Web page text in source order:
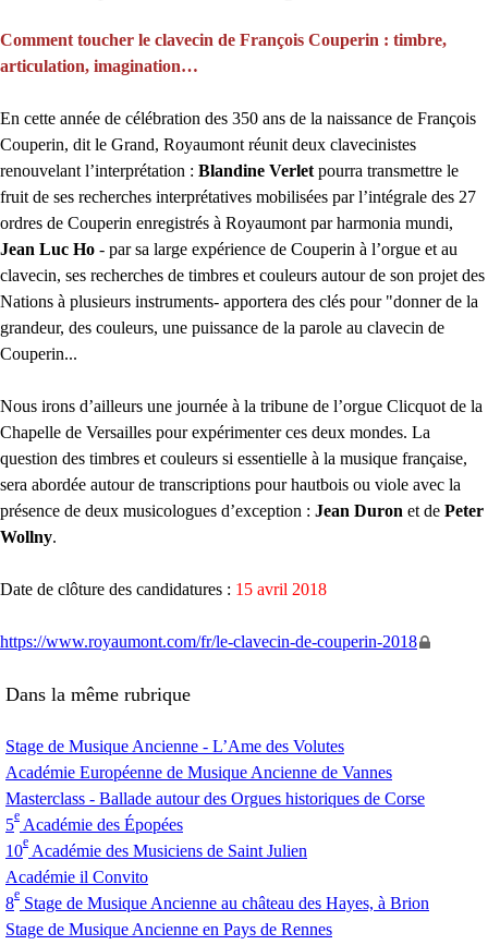
Comment toucher le clavecin de François Couperin : timbre,
articulation, imagination…
En cette année de célébration des 350 ans de la naissance de François
Couperin, dit le Grand, Royaumont réunit deux clavecinistes
renouvelant l’interprétation : Blandine Verlet pourra transmettre le
fruit de ses recherches interprétatives mobilisées par l’intégrale des 27
ordres de Couperin enregistrés à Royaumont par harmonia mundi,
Jean Luc Ho - par sa large expérience de Couperin à l’orgue et au
clavecin, ses recherches de timbres et couleurs autour de son projet des
Nations à plusieurs instruments- apportera des clés pour "donner de la
grandeur, des couleurs, une puissance de la parole au clavecin de
Couperin...
Nous irons d’ailleurs une journée à la tribune de l’orgue Clicquot de la
Chapelle de Versailles pour expérimenter ces deux mondes. La
question des timbres et couleurs si essentielle à la musique française,
sera abordée autour de transcriptions pour hautbois ou viole avec la
présence de deux musicologues d’exception : Jean Duron et de Peter
Wollny.
Date de clôture des candidatures : 15 avril 2018
https://www.royaumont.com/fr/le-clavecin-de-couperin-2018
Dans la même rubrique
Stage de Musique Ancienne - L’Ame des Volutes
Académie Européenne de Musique Ancienne de Vannes
Masterclass - Ballade autour des Orgues historiques de Corse
5
e
Académie des Épopées
10
e
Académie des Musiciens de Saint Julien
Académie il Convito
8
e
Stage de Musique Ancienne au château des Hayes, à Brion
Stage de Musique Ancienne en Pays de Rennes